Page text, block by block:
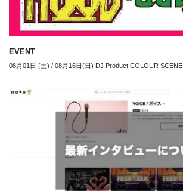
EVENT
08月01日 (土) / 08月16日(日) DJ Product COLOUR SCENE